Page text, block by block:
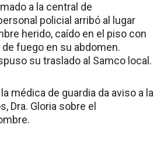
a la central de
policial arribó al lugar
herido, caído en el piso con
fuego en su abdomen.
su traslado al Samco local.
médica de guardia da aviso a la
Dra. Gloria sobre el